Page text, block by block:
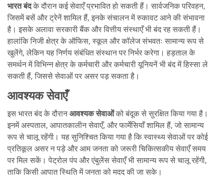
भारत बंदके दौरान कई सेवाएँ प्रभावित हो सकती हैं। सार्वजनिक परिवहन,
जिसमें बसें और ट्रेनें शामिल हैं, इनके संचालन में रुकावट आने की संभावना
है। इसके अलावा सरकारी बैंक और वित्तीय संस्थाएँ भी बंद रह सकती हैं।
हालांकि निजी क्षेत्र के ऑफिस, स्कूल और कॉलेज संभवतः सामान्य रूप से
खुलेंगे, लेकिन यह निर्णय संबंधित संस्थान पर निर्भर करेगा। हड़ताल के
समर्थन में विभिन्न क्षेत्र के कर्मचारी और कर्मचारी यूनियनें भी बंद में हिस्सा ले
सकती हैं, जिससे सेवाओं पर असर पड़ सकता है।
आवश्यक सेवाएँ
इस भारत बंद के दौरानआवश्यक सेवाओंको बंदूक से सुरक्षित किया गया है।
इनमें अस्पताल, आपातकालीन सेवाएँ, और फार्मेसियाँ शामिल हैं, जो सामान्य
रूप से चालू रहेंगी। यह सुनिश्चित किया गया है कि स्वास्थ्य सेवाओं पर कोई
प्रतिकूल असर न पड़े और आम जनता को जरूरी चिकित्सकीय सेवाएँ समय
पर मिल सकें। पेट्रोल पंप और एंबुलेंस सेवाएँ भी सामान्य रूप से चालू रहेंगी,
ताकि किसी आपात स्थिति में जनता को मदद की जा सके।